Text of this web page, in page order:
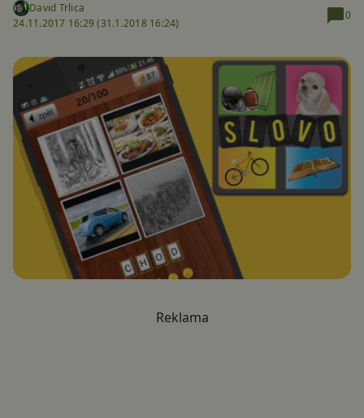
David Trlica
24.11.2017 16:29 (31.1.2018 16:24)
0
Reklama